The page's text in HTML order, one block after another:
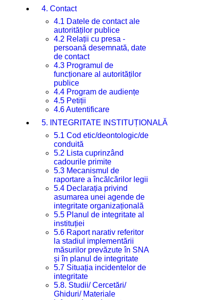
4. Contact
4.1 Datele de contact ale
autorităților publice
4.2 Relații cu presa -
persoană desemnată, date
de contact
4.3 Programul de
funcționare al autorităților
publice
4.4 Program de audiențe
4.5 Petiții
4.6 Autentificare
5. INTEGRITATE INSTITUȚIONALĂ
5.1 Cod etic/deontologic/de
conduită
5.2 Lista cuprinzând
cadourile primite
5.3 Mecanismul de
raportare a încălcărilor legii
5.4 Declarația privind
asumarea unei agende de
integritate organizațională
5.5 Planul de integritate al
instituției
5.6 Raport narativ referitor
la stadiul implementării
măsurilor prevăzute în SNA
și în planul de integritate
5.7 Situația incidentelor de
integritate
5.8. Studii/ Cercetări/
Ghiduri/ Materiale